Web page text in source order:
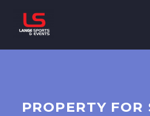
PROPERTY FOR